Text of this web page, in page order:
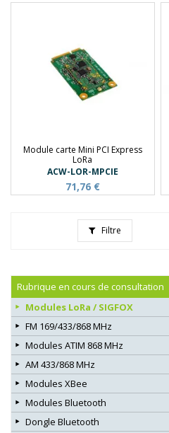
Module carte Mini PCI Express
LoRa
ACW-LOR-MPCIE
71,76 €
Filtre
Rubrique en cours de consultation
Modules LoRa / SIGFOX
FM 169/433/868 MHz
Modules ATIM 868 MHz
AM 433/868 MHz
Modules XBee
Modules Bluetooth
Dongle Bluetooth